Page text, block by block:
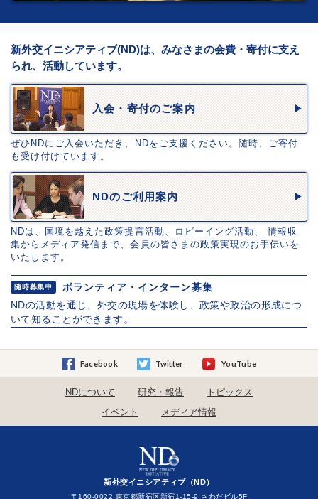
新外交イニシアティブ(ND)は、みなさまの会費・寄付に支え
られ、活動しています。
入会・寄付のご案内
ぜひNDにご入会いただき、NDをご支援ください。随時、ご寄付
も受け付けています。
NDのご利用案内
NDは、国境を越えた政策提言活動、ロビーイング活動、 情報収
集からメディア発信まで、会員の皆さまの政策実現のお手伝いを
いたします。
随時募集中
ボランティア・インターン募集
NDの活動を通じ、外交の現場を体験し、政策や政治の形成につ
いて知ることができます。
Facebook Twitter YouTube
NDについて 研究・報告
トピックス
イベント
メディア情報
新外交イニシアティブ（ND）
〒160-0022 東京都新宿区新宿1-15-9 さわだビル5F